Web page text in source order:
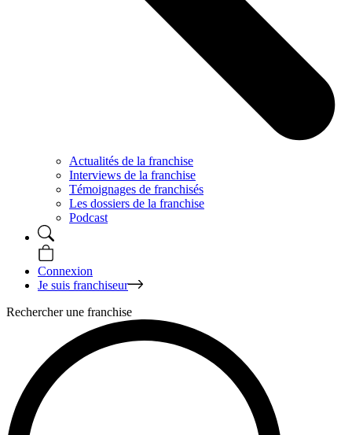
Actualités de la franchise
Interviews de la franchise
Témoignages de franchisés
Les dossiers de la franchise
Podcast
Connexion
Je suis franchiseur
Rechercher une franchise